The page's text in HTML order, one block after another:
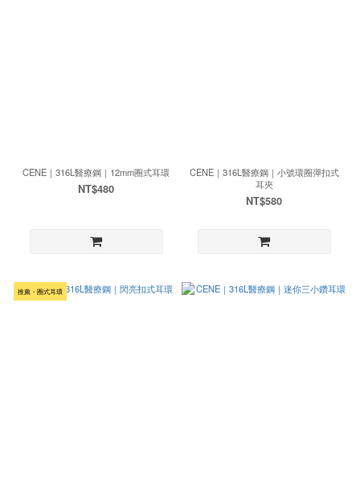
CENE｜316L醫療鋼｜12mm圈式耳環
NT$480
CENE｜316L醫療鋼｜小號環圈彈扣式
耳夾
NT$580
推薦・圈式耳環